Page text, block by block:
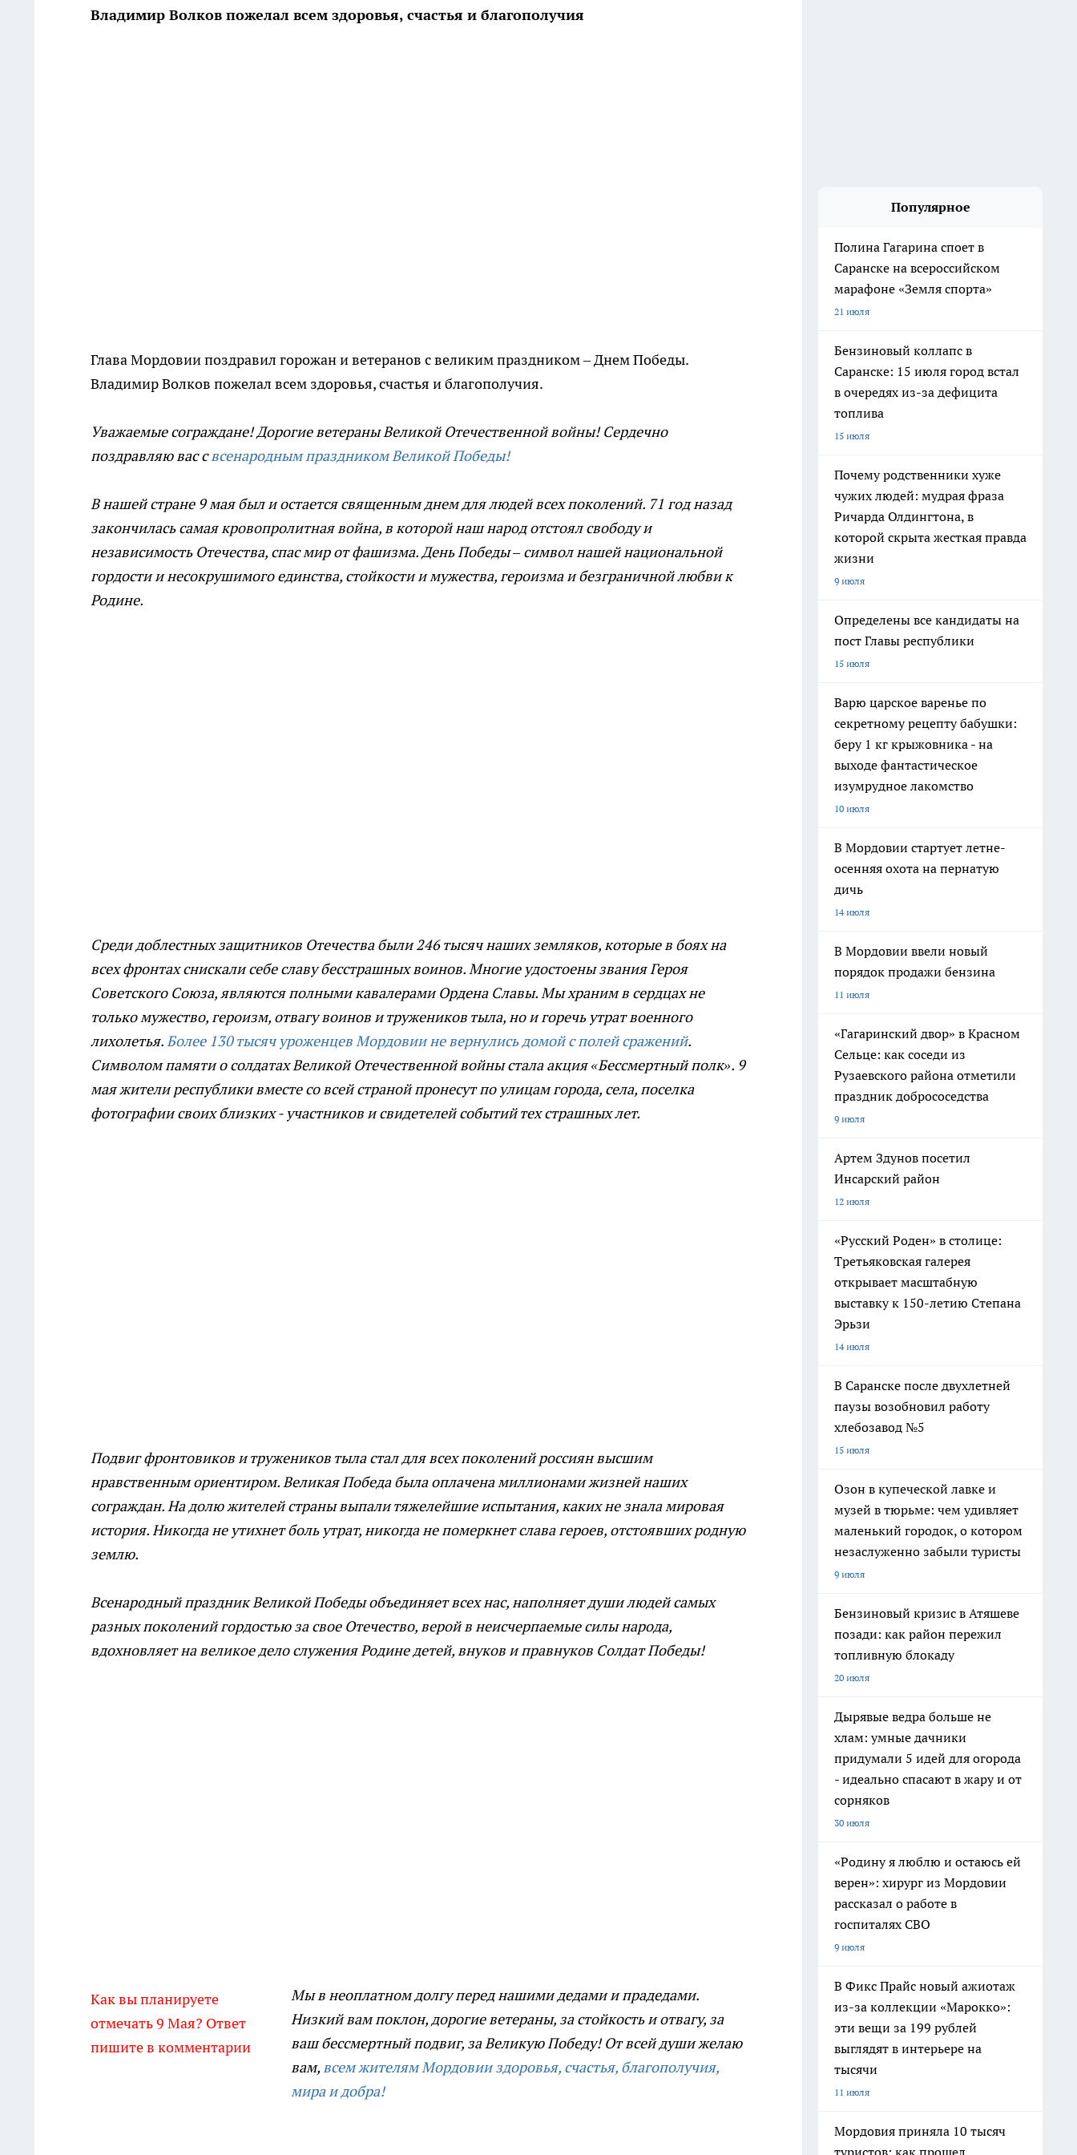
Владимир Волков пожелал всем здоровья, счастья и благополучия
Глава Мордовии поздравил горожан и ветеранов с великим праздником – Днем Победы.
Владимир Волков пожелал всем здоровья, счастья и благополучия.
Уважаемые сограждане! Дорогие ветераны Великой Отечественной войны! Сердечно
поздравляю вас свсенародным праздником Великой Победы!
В нашей стране 9 мая был и остается священным днем для людей всех поколений. 71 год назад
закончилась самая кровопролитная война, в которой наш народ отстоял свободу и
независимость Отечества, спас мир от фашизма. День Победы – символ нашей национальной
гордости и несокрушимого единства, стойкости и мужества, героизма и безграничной любви к
Родине.
Среди доблестных защитников Отечества были 246 тысяч наших земляков, которые в боях на
всех фронтах снискали себе славу бесстрашных воинов. Многие удостоены звания Героя
Советского Союза, являются полными кавалерами Ордена Славы. Мы храним в сердцах не
только мужество, героизм, отвагу воинов и тружеников тыла, но и горечь утрат военного
лихолетья.Более 130 тысяч уроженцев Мордовии не вернулись домой с полей сражений.
Символом памяти о солдатах Великой Отечественной войны стала акция «Бессмертный полк». 9
мая жители республики вместе со всей страной пронесут по улицам города, села, поселка
фотографии своих близких - участников и свидетелей событий тех страшных лет.
Подвиг фронтовиков и тружеников тыла стал для всех поколений россиян высшим
нравственным ориентиром. Великая Победа была оплачена миллионами жизней наших
сограждан. На долю жителей страны выпали тяжелейшие испытания, каких не знала мировая
история. Никогда не утихнет боль утрат, никогда не померкнет слава героев, отстоявших родную
землю.
Всенародный праздник Великой Победы объединяет всех нас, наполняет души людей самых
разных поколений гордостью за свое Отечество, верой в неисчерпаемые силы народа,
вдохновляет на великое дело служения Родине детей, внуков и правнуков Солдат Победы!
Как вы планируете
отмечать 9 Мая? Ответ
пишите в комментарии
Мы в неоплатном долгу перед нашими дедами и прадедами.
Низкий вам поклон, дорогие ветераны, за стойкость и отвагу, за
ваш бессмертный подвиг, за Великую Победу! От всей души желаю
вам,всем жителям Мордовии здоровья, счастья, благополучия,
мира и добра!
Популярное
Полина Гагарина споет в
Саранске на всероссийском
марафоне «Земля спорта»
21 июля
Бензиновый коллапс в
Саранске: 15 июля город встал
в очередях из-за дефицита
топлива
15 июля
Почему родственники хуже
чужих людей: мудрая фраза
Ричарда Олдингтона, в
которой скрыта жесткая правда
жизни
9 июля
Определены все кандидаты на
пост Главы республики
15 июля
Варю царское варенье по
секретному рецепту бабушки:
беру 1 кг крыжовника - на
выходе фантастическое
изумрудное лакомство
10 июля
В Мордовии стартует летне-
осенняя охота на пернатую
дичь
14 июля
В Мордовии ввели новый
порядок продажи бензина
11 июля
«Гагаринский двор» в Красном
Сельце: как соседи из
Рузаевского района отметили
праздник добрососедства
9 июля
Артем Здунов посетил
Инсарский район
12 июля
«Русский Роден» в столице:
Третьяковская галерея
открывает масштабную
выставку к 150-летию Степана
Эрьзи
14 июля
В Саранске после двухлетней
паузы возобновил работу
хлебозавод №5
15 июля
Озон в купеческой лавке и
музей в тюрьме: чем удивляет
маленький городок, о котором
незаслуженно забыли туристы
9 июля
Бензиновый кризис в Атяшеве
позади: как район пережил
топливную блокаду
20 июля
Дырявые ведра больше не
хлам: умные дачники
придумали 5 идей для огорода
- идеально спасают в жару и от
сорняков
30 июля
«Родину я люблю и остаюсь ей
верен»: хирург из Мордовии
рассказал о работе в
госпиталях СВО
9 июля
В Фикс Прайс новый ажиотаж
из-за коллекции «Марокко»:
эти вещи за 199 рублей
выглядят в интерьере на
тысячи
11 июля
Мордовия приняла 10 тысяч
туристов: как прошел